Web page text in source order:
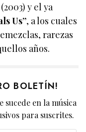
(2003) y el ya
Us”, a los cuales
rarezas
años.
BOLETÍN!
en la música
para suscrites.